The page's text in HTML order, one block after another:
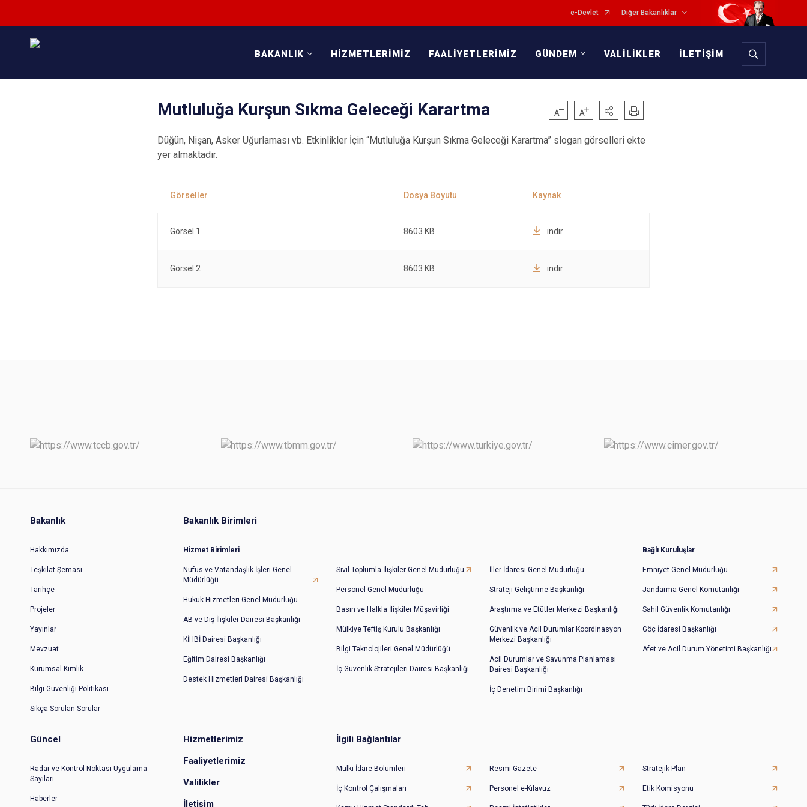
e-Devlet Diğer Bakanlıklar
BAKANLIK HİZMETLERİMİZ FAALİYETLERİMİZ GÜNDEM VALİLİKLER İLETİŞİM
Mutluluğa Kurşun Sıkma Geleceği Karartma
Düğün, Nişan, Asker Uğurlaması vb. Etkinlikler İçin “Mutluluğa Kurşun Sıkma Geleceği Karartma” slogan görselleri ekte
yer almaktadır.
Görsel 1 8603 KB indir
Görsel 2 8603 KB indir
Bakanlık
Hakkımızda
Teşkilat Şeması
Tarihçe
Projeler
Yayınlar
Mevzuat
Kurumsal Kimlik
Bilgi Güvenliği Politikası
Sıkça Sorulan Sorular
Bakanlık Birimleri
Hizmet Birimleri
Nüfus ve Vatandaşlık İşleri Genel
Müdürlüğü
Hukuk Hizmetleri Genel Müdürlüğü
AB ve Dış İlişkiler Dairesi Başkanlığı
KİHBİ Dairesi Başkanlığı
Eğitim Dairesi Başkanlığı
Destek Hizmetleri Dairesi Başkanlığı
Sivil Toplumla İlişkiler Genel Müdürlüğü
Personel Genel Müdürlüğü
Basın ve Halkla İlişkiler Müşavirliği
Mülkiye Teftiş Kurulu Başkanlığı
Bilgi Teknolojileri Genel Müdürlüğü
İç Güvenlik Stratejileri Dairesi Başkanlığı
İller İdaresi Genel Müdürlüğü
Strateji Geliştirme Başkanlığı
Araştırma ve Etütler Merkezi Başkanlığı
Güvenlik ve Acil Durumlar Koordinasyon
Merkezi Başkanlığı
Acil Durumlar ve Savunma Planlaması
Dairesi Başkanlığı
İç Denetim Birimi Başkanlığı
Bağlı Kuruluşlar
Emniyet Genel Müdürlüğü
Jandarma Genel Komutanlığı
Sahil Güvenlik Komutanlığı
Göç İdaresi Başkanlığı
Afet ve Acil Durum Yönetimi Başkanlığı
Güncel
Radar ve Kontrol Noktası Uygulama
Sayıları
Haberler
Hizmetlerimiz
Faaliyetlerimiz
Valilikler
İletişim
İlgili Bağlantılar
Mülki İdare Bölümleri
İç Kontrol Çalışmaları
Resmi Gazete
Personel e-Kılavuz
Stratejik Plan
Etik Komisyonu